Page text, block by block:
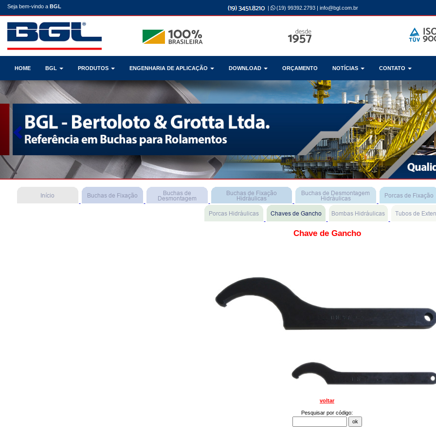
Seja bem-vindo a BGL | (19) 99392.2793 | info@bgl.com.br
HOME BGL PRODUTOS ENGENHARIA DE APLICAÇÃO DOWNLOAD ORÇAMENTO NOTÍCIAS CONTATO
Previous
Chave de Gancho
voltar
Pesquisar por código: